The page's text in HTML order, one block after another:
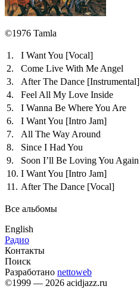
©1976 Tamla
1. I Want You [Vocal]
2.
Come Live With Me Angel
3.
After The Dance [Instrumental]
4.
Feel All My Love Inside
5.
I Wanna Be Where You Are
6.
I Want You [Intro Jam]
7.
All The Way Around
8.
Since I Had You
9.
Soon I’ll Be Loving You Again
10. I Want You [Intro Jam]
11. After The Dance [Vocal]
Все альбомы
English
Радио
Контакты
Поиск
Разработано nettoweb
©1999 — 2026 acidjazz.ru